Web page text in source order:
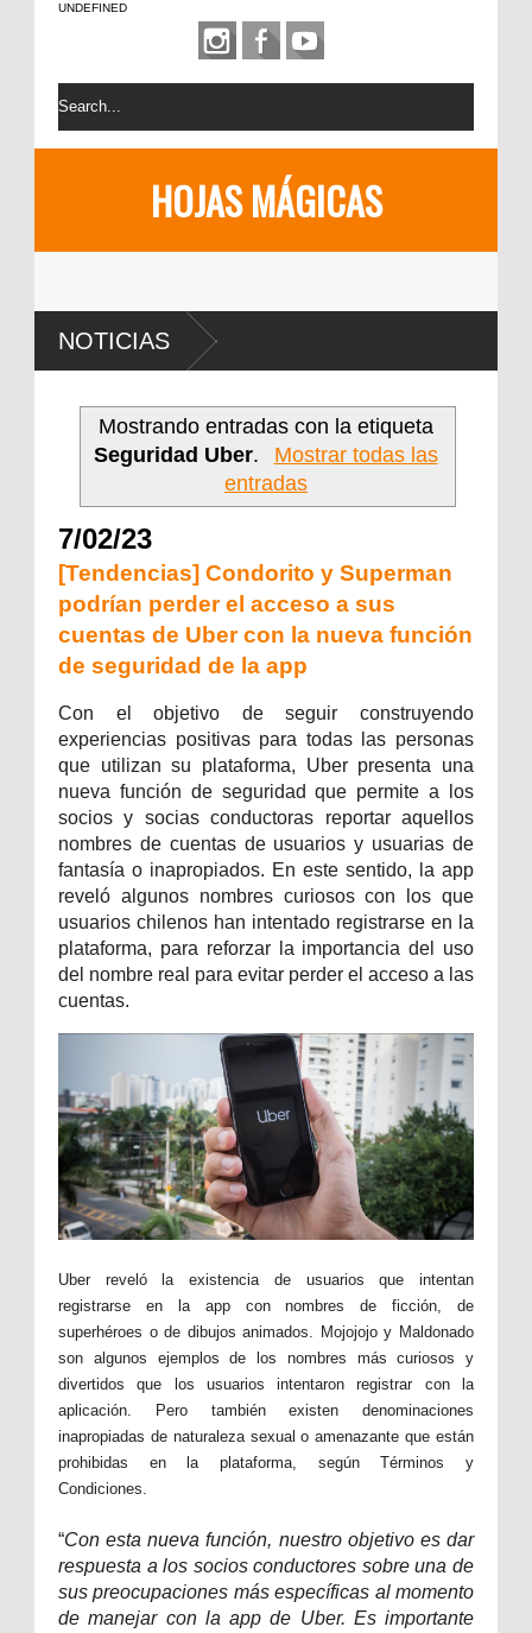
UNDEFINED
HOJAS MÁGICAS
NOTICIAS
Mostrando entradas con la etiqueta
Seguridad Uber.
Mostrar todas las
entradas
7/02/23
[Tendencias] Condorito y Superman
podrían perder el acceso a sus
cuentas de Uber con la nueva función
de seguridad de la app
Con el objetivo de seguir construyendo
experiencias positivas para todas las personas
que utilizan su plataforma, Uber presenta una
nueva función de seguridad que permite a los
socios y socias conductoras reportar aquellos
nombres de cuentas de usuarios y usuarias de
fantasía o inapropiados. En este sentido, la app
reveló algunos nombres curiosos con los que
usuarios chilenos han intentado registrarse en la
plataforma, para reforzar la importancia del uso
del nombre real para evitar perder el acceso a las
cuentas.
Uber reveló la existencia de usuarios que intentan
registrarse en la app con nombres de ficción, de
superhéroes o de dibujos animados. Mojojojo y Maldonado
son algunos ejemplos de los nombres más curiosos y
divertidos que los usuarios intentaron registrar con la
aplicación. Pero también existen denominaciones
inapropiadas de naturaleza sexual o amenazante que están
prohibidas en la plataforma, según Términos y
Condiciones.
“Con esta nueva función, nuestro objetivo es dar
respuesta a los socios conductores sobre una de
sus preocupaciones más específicas al momento
de manejar con la app de Uber. Es importante